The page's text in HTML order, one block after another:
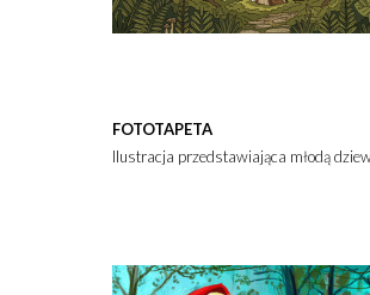
FOTOTAPETA
Ilustracja przedstawiająca młodą